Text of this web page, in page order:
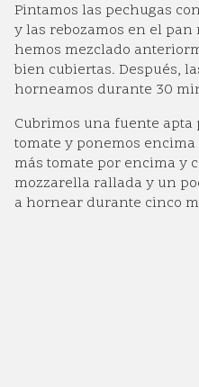
Pintamos las pechugas
y las rebozamos en el pan
hemos mezclado
bien cubiertas. Después,
horneamos durante 30
Cubrimos una fuente
tomate y ponemos
más tomate por encima y
mozzarella rallada y un
a hornear durante cinco